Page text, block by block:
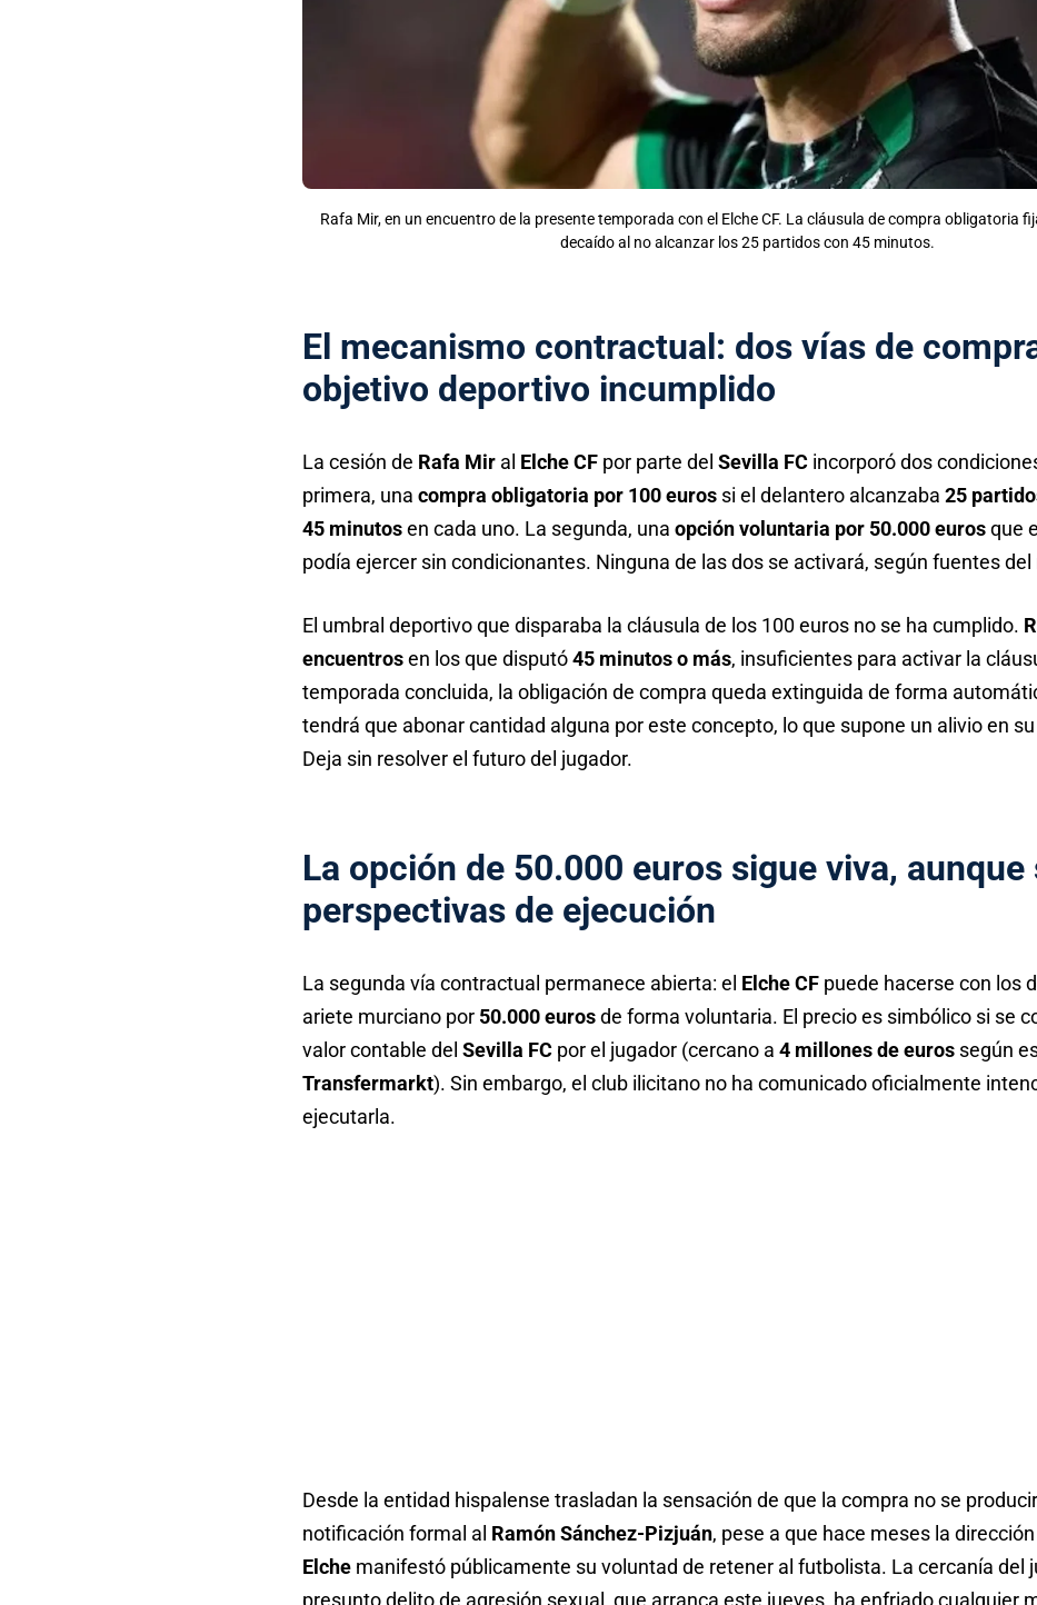
Rafa Mir, en un encuentro de la presente temporada con el Elche CF. La cláusula de compra obligatoria
decaído al no alcanzar los 25 partidos con 45 minutos.
El mecanismo contractual: dos vías de
objetivo deportivo incumplido
La cesión de Rafa Mir al Elche CF por parte del Sevilla FC incorporó dos
primera, una compra obligatoria por 100 euros si el delantero alcanzaba 25
45 minutosen cada uno. La segunda, una opción voluntaria por 50.000 eurosque
podía ejercer sin condicionantes. Ninguna de las dos se activará, según fuentes
El umbral deportivo que disparaba la cláusula de los 100 euros no se ha cumplido.
encuentrosen los que disputó45 minutos o más, insuficientes para activar la
temporada concluida, la obligación de compra queda extinguida de forma
tendrá que abonar cantidad alguna por este concepto, lo que supone un alivio en su
Deja sin resolver el futuro del jugador.
La opción de 50.000 euros sigue viva, aunque
perspectivas de ejecución
La segunda vía contractual permanece abierta: el Elche CF puede hacerse con los
ariete murciano por 50.000 eurosde forma voluntaria. El precio es simbólico si se
valor contable del Sevilla FC por el jugador (cercano a 4 millones de euros según
Transfermarkt). Sin embargo, el club ilicitano no ha comunicado oficialmente
ejecutarla.
Desde la entidad hispalense trasladan la sensación de que la compra no se
notificación formal al Ramón Sánchez-Pizjuán, pese a que hace meses la
Elche manifestó públicamente su voluntad de retener al futbolista. La cercanía del
presunto delito de agresión sexual, que arranca este jueves, ha enfriado cualquier